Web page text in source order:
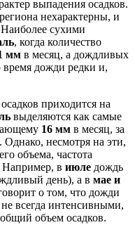
выпадения осадков.
нехарактерны, и
сухими
, когда количество
мм в месяц, а дождливых
время дожди редки и,
приходится на
выделяются как самые
16 мм в месяц, за
. Однако, несмотря на эти,
объема, частота
Например, в июле дождь
день), а в мае и
о том, что дожди
всегда интенсивными,
объем осадков.